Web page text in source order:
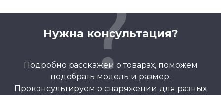
Нужна консультация?
Подробно расскажем о товарах, поможем
подобрать модель и размер.
Проконсультируем о снаряжении для разных